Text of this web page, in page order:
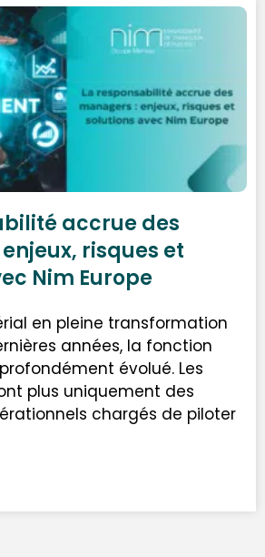
accrue des
risques et
Nim Europe
en pleine transformation
années, la fonction
évolué. Les
plus uniquement des
chargés de piloter